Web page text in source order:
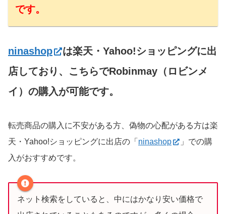
です。
ninashop
は楽天・Yahoo!ショッピングに出
店しており、こちらでRobinmay（ロビンメ
イ）の購入が可能です。
転売商品の購入に不安がある方、偽物の心配がある方は楽
天・Yahoo!ショッピングに出店の「 ninashop
」での購
入がおすすめです。
ネット検索をしていると、中にはかなり安い価格で